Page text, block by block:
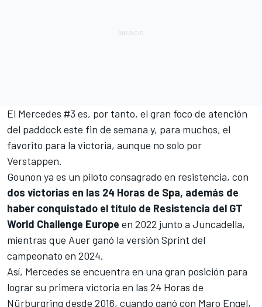
El Mercedes #3 es, por tanto, el gran foco de atención
del paddock este fin de semana y, para muchos, el
favorito para la victoria, aunque no solo por
Verstappen.
Gounon ya es un piloto consagrado en resistencia, con
dos victorias en las 24 Horas de Spa, además de
haber conquistado el título de Resistencia del GT
World Challenge Europe en 2022 junto a Juncadella,
mientras que Auer ganó la versión Sprint del
campeonato en 2024.
Así, Mercedes se encuentra en una gran posición para
lograr su primera victoria en las 24 Horas de
Nürburgring desde 2016, cuando ganó con Maro Engel,